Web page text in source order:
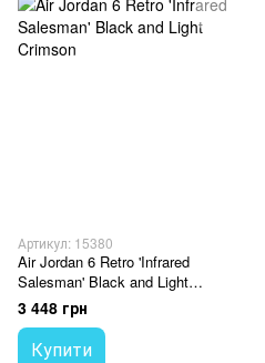
Артикул: 15380
Air Jordan 6 Retro 'Infrared
Salesman' Black and Light
Crimson
3 448 грн
Купити